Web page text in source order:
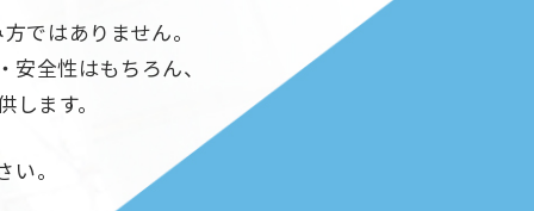
ではありません。
全性はもちろん、
ます。
。